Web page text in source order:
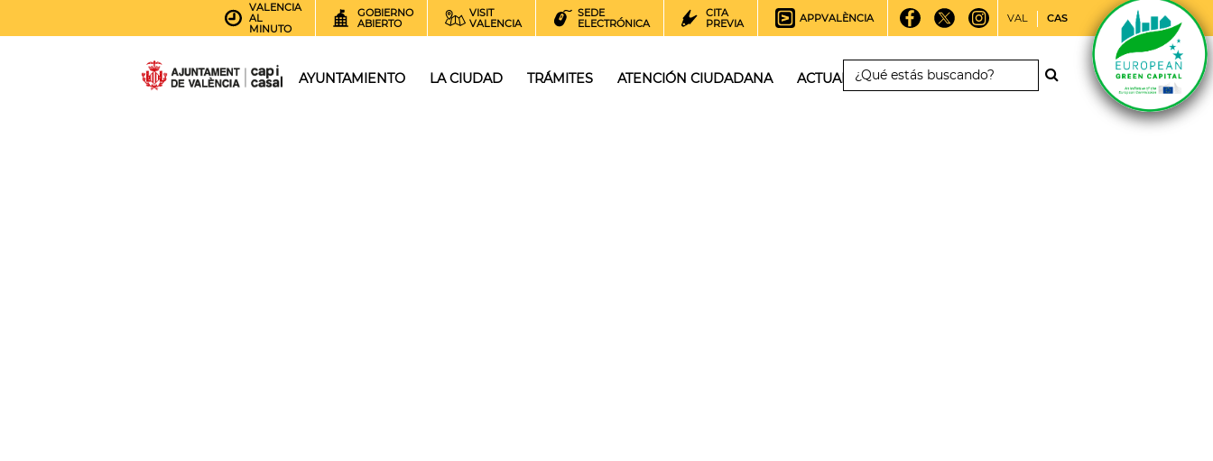
VALENCIA
AL
MINUTO
GOBIERNO
ABIERTO
VISIT
VALENCIA
SEDE
ELECTRÓNICA
CITA
PREVIA
APPVALÈNCIA VAL CAS
AYUNTAMIENTO LA CIUDAD TRÁMITES ATENCIÓN CIUDADANA ACTUALIDAD